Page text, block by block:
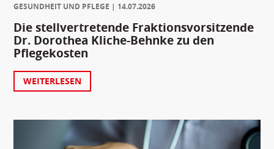
GESUNDHEIT UND PFLEGE
14.07.2026
Die stellvertretende Fraktionsvorsitzende
Dr. Dorothea Kliche-Behnke zu den
Pflegekosten
WEITERLESEN